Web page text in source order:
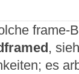
frame-
,
es